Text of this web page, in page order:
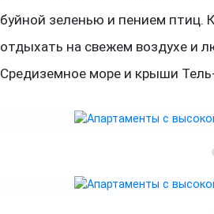
буйной зеленью и пением птиц.
отдыхать на свежем воздухе и
Средиземное море и крыши